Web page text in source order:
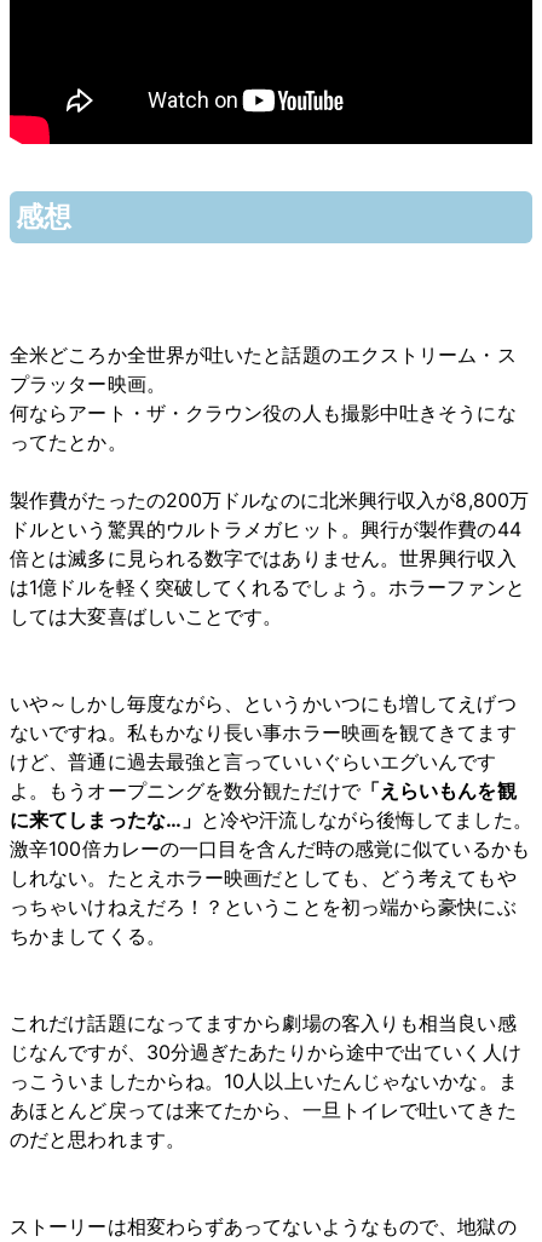
感想
全米どころか全世界が吐いたと話題のエクストリーム・ス
プラッター映画。
何ならアート・ザ・クラウン役の人も撮影中吐きそうにな
ってたとか。
製作費がたったの200万ドルなのに北米興行収入が8,800万
ドルという驚異的ウルトラメガヒット。興行が製作費の44
倍とは滅多に見られる数字ではありません。世界興行収入
は1億ドルを軽く突破してくれるでしょう。ホラーファンと
しては大変喜ばしいことです。
いや～しかし毎度ながら、というかいつにも増してえげつ
ないですね。私もかなり長い事ホラー映画を観てきてます
けど、普通に過去最強と言っていいぐらいエグいんです
よ。もうオープニングを数分観ただけで「えらいもんを観
に来てしまったな…」 と冷や汗流しながら後悔してました。
激辛100倍カレーの一口目を含んだ時の感覚に似ているかも
しれない。たとえホラー映画だとしても、どう考えてもや
っちゃいけねえだろ！？ということを初っ端から豪快にぶ
ちかましてくる。
これだけ話題になってますから劇場の客入りも相当良い感
じなんですが、30分過ぎたあたりから途中で出ていく人け
っこういましたからね。10人以上いたんじゃないかな。ま
あほとんど戻っては来てたから、一旦トイレで吐いてきた
のだと思われます。
ストーリーは相変わらずあってないようなもので、地獄の